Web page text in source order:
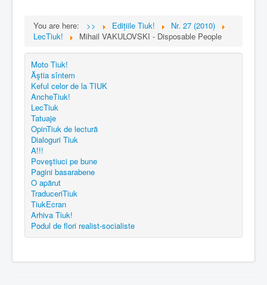
You are here: >> Edițiile Tiuk!
Nr. 27 (2010)
LecTiuk!
Mihail VAKULOVSKI - Disposable People
Moto Tiuk!
Ăştia sîntem
Keful celor de la TIUK
AncheTiuk!
LecTiuk
Tatuaje
OpinTiuk de lectură
Dialoguri Tiuk
A!!!
Poveştiuci pe bune
Pagini basarabene
O apărut
TraduceriTiuk
TiukEcran
Arhiva Tiuk!
Podul de flori realist-socialiste